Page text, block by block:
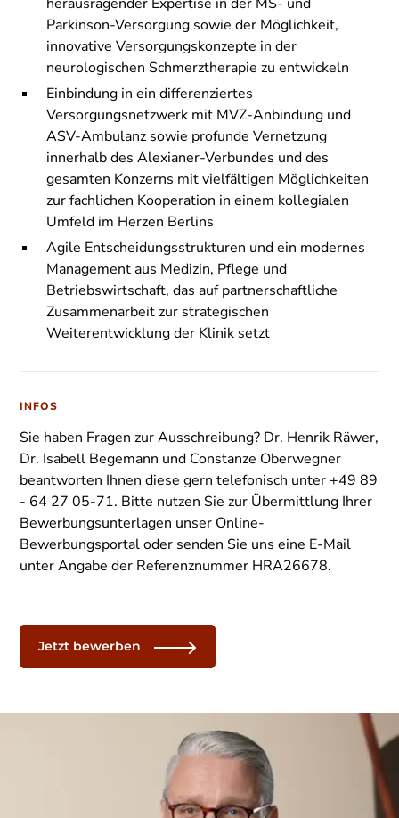
Parkinson-Versorgung sowie der Möglichkeit,
innovative Versorgungskonzepte in der
neurologischen Schmerztherapie zu entwickeln
Einbindung in ein differenziertes
Versorgungsnetzwerk mit MVZ-Anbindung und
ASV-Ambulanz sowie profunde Vernetzung
innerhalb des Alexianer-Verbundes und des
gesamten Konzerns mit vielfältigen Möglichkeiten
zur fachlichen Kooperation in einem kollegialen
Umfeld im Herzen Berlins
Agile Entscheidungsstrukturen und ein modernes
Management aus Medizin, Pflege und
Betriebswirtschaft, das auf partnerschaftliche
Zusammenarbeit zur strategischen
Weiterentwicklung der Klinik setzt
INFOS
Sie haben Fragen zur Ausschreibung? Dr. Henrik Räwer,
Dr. Isabell Begemann und Constanze Oberwegner
beantworten Ihnen diese gern telefonisch unter +49 89
- 64 27 05-71. Bitte nutzen Sie zur Übermittlung Ihrer
Bewerbungsunterlagen unser Online-
Bewerbungsportal oder senden Sie uns eine E-Mail
unter Angabe der Referenznummer HRA26678.
Jetzt bewerben